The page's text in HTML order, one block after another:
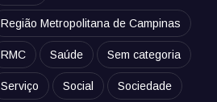
Região Metropolitana de Campinas
RMC Saúde Sem categoria
Serviço Social Sociedade